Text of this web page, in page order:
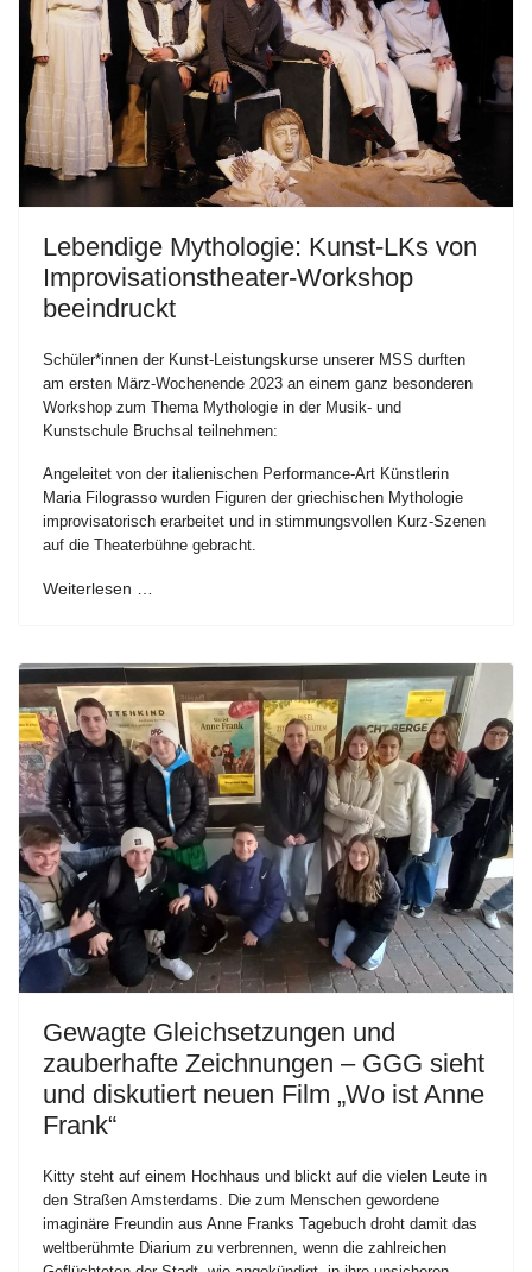
Lebendige Mythologie: Kunst-LKs von
Improvisationstheater-Workshop
beeindruckt
Schüler*innen der Kunst-Leistungskurse unserer MSS durften
am ersten März-Wochenende 2023 an einem ganz besonderen
Workshop zum Thema Mythologie in der Musik- und
Kunstschule Bruchsal teilnehmen:
Angeleitet von der italienischen Performance-Art Künstlerin
Maria Filograsso wurden Figuren der griechischen Mythologie
improvisatorisch erarbeitet und in stimmungsvollen Kurz-Szenen
auf die Theaterbühne gebracht.
Weiterlesen …
Gewagte Gleichsetzungen und
zauberhafte Zeichnungen – GGG sieht
und diskutiert neuen Film „Wo ist Anne
Frank“
Kitty steht auf einem Hochhaus und blickt auf die vielen Leute in
den Straßen Amsterdams. Die zum Menschen gewordene
imaginäre Freundin aus Anne Franks Tagebuch droht damit das
weltberühmte Diarium zu verbrennen, wenn die zahlreichen